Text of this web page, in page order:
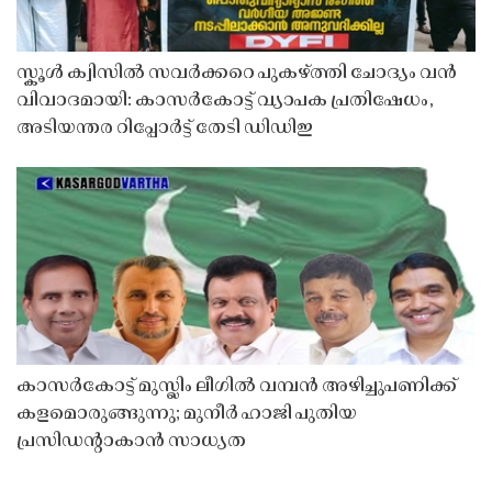
സ്കൂൾ ക്വിസിൽ സവർക്കറെ പുകഴ്ത്തി ചോദ്യം വൻ
വിവാദമായി: കാസർകോട്ട് വ്യാപക പ്രതിഷേധം,
അടിയന്തര റിപ്പോർട്ട് തേടി ഡിഡിഇ
കാസർകോട്ട് മുസ്ലിം ലീഗിൽ വമ്പൻ അഴിച്ചുപണിക്ക്
കളമൊരുങ്ങുന്നു; മുനീർ ഹാജി പുതിയ
പ്രസിഡൻ്റാകാൻ സാധ്യത